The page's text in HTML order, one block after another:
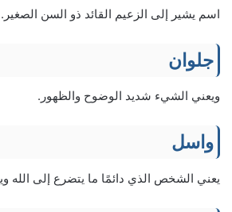
اسم يشير إلى الزعيم القائد ذو السن الصغير.
جلوان
ويعني الشيء شديد الوضوح والظهور.
واسل
يعني الشخص الذي دائمًا ما يتضرع إلى الله